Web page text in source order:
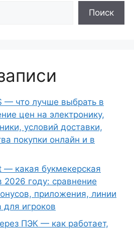
Поиск
— что лучше выбрать в
цен на электронику,
условий доставки,
покупки онлайн и в
— какая букмекерская
году: сравнение
приложения, линии
для игроков
ПЭК — как работает,